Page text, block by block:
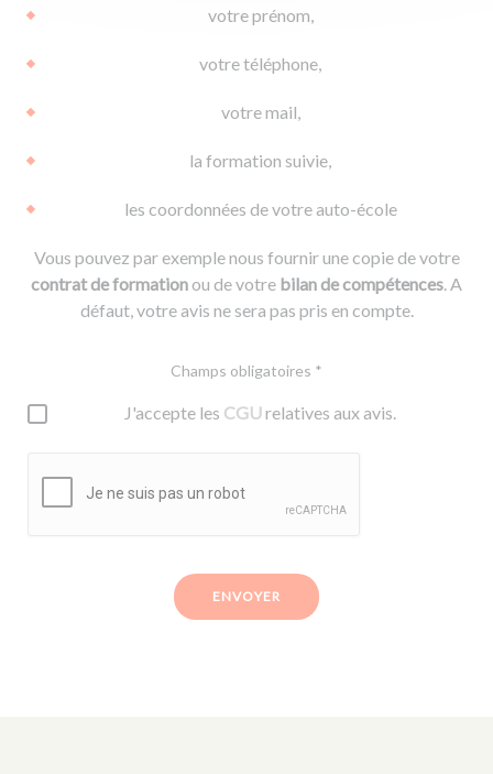
votre prénom,
votre téléphone,
votre mail,
la formation suivie,
les coordonnées de votre auto-école
Vous pouvez par exemple nous fournir une copie de votre
contrat de formationou de votre bilan de compétences. A
défaut, votre avis ne sera pas pris en compte.
Champs obligatoires *
J'accepte les CGUrelatives aux avis.
ENVOYER